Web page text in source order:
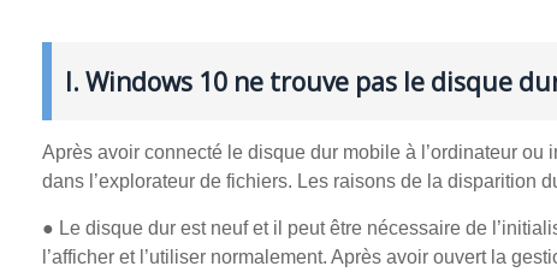
I. Windows 10 ne trouve pas le disque
Après avoir connecté le disque dur mobile à l’ordinateur
dans l’explorateur de fichiers. Les raisons de la disparition
● Le disque dur est neuf et il peut être nécessaire de
l’afficher et l’utiliser normalement. Après avoir ouvert la